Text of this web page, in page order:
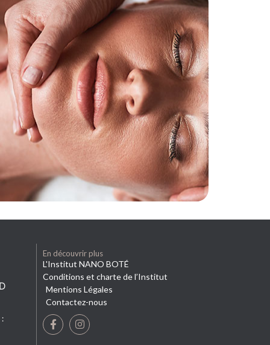
En découvrir plus
L'Institut NANO BOTÉ
Conditions et charte de l’Institut
Mentions Légales
Contactez-nous